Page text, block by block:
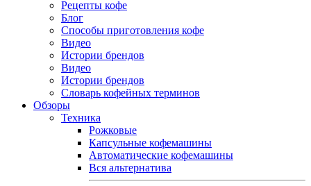
Рецепты кофе
Блог
Способы приготовления кофе
Видео
Истории брендов
Видео
Истории брендов
Словарь кофейных терминов
Обзоры
Техника
Рожковые
Капсульные кофемашины
Автоматические кофемашины
Вся альтернатива